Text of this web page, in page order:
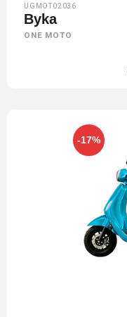
UGMOT02036
Byka
ONE MOTO
-17%